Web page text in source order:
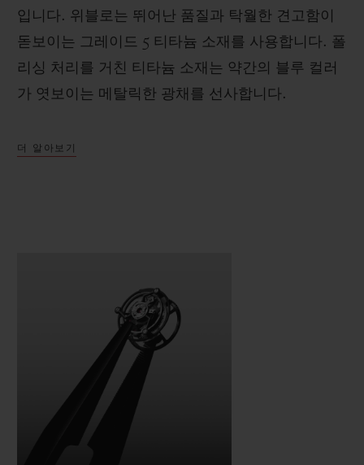
입니다. 위블로는 뛰어난 품질과 탁월한 견고함이
돋보이는 그레이드 5 티타늄 소재를 사용합니다. 폴
리싱 처리를 거친 티타늄 소재는 약간의 블루 컬러
가 엿보이는 메탈릭한 광채를 선사합니다.
더 알아보기